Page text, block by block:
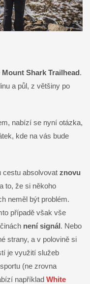
Mount Shark Trailhead.
a půl, z většiny po
nabízí se nyní otázka,
kde na vás bude
cestu absolvovat znovu
to, že si někoho
neměl být problém.
případě však vše
není signál. Nebo
strany, a v polovině si
je využití služeb
(ne zrovna
například White